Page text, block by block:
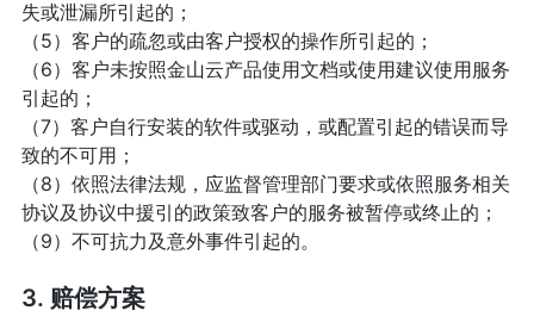
失或泄漏所引起的；
（5）客户的疏忽或由客户授权的操作所引起的；
（6）客户未按照金山云产品使用文档或使用建议使用服务
引起的；
（7）客户自行安装的软件或驱动，或配置引起的错误而导
致的不可用；
（8）依照法律法规，应监督管理部门要求或依照服务相关
协议及协议中援引的政策致客户的服务被暂停或终止的；
（9）不可抗力及意外事件引起的。
3. 赔偿方案